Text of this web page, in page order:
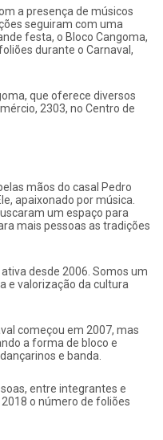
a presença de músicos
seguiram com uma
festa, o Bloco Cangoma,
durante o Carnaval,
que oferece diversos
2303, no Centro de
mãos do casal Pedro
apaixonado por música.
um espaço para
mais pessoas as tradições
desde 2006. Somos um
e valorização da cultura
começou em 2007, mas
a forma de bloco e
e banda.
entre integrantes e
o número de foliões